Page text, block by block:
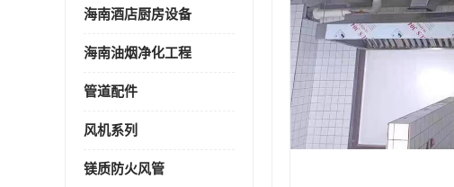
海南酒店厨房设备
海南油烟净化工程
管道配件
风机系列
镁质防火风管